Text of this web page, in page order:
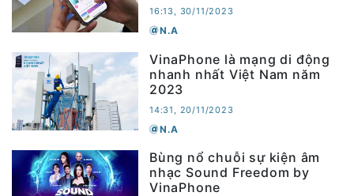
16:13, 30/11/2023
N.A
VinaPhone là mạng di động
nhanh nhất Việt Nam năm
2023
14:31, 20/11/2023
N.A
Bùng nổ chuỗi sự kiện âm
nhạc Sound Freedom by
VinaPhone